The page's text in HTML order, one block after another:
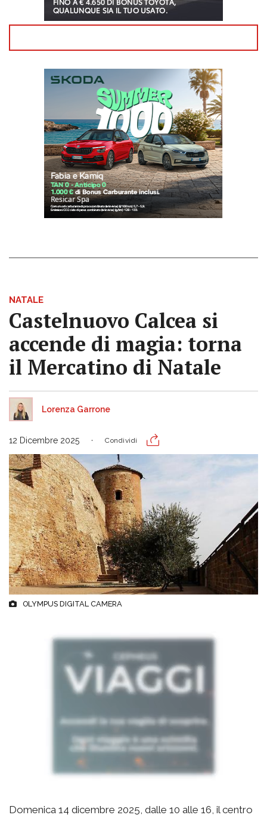
NATALE
Castelnuovo Calcea si
accende di magia: torna
il Mercatino di Natale
Lorenza Garrone
12 Dicembre 2025 Condividi
OLYMPUS DIGITAL CAMERA
Domenica 14 dicembre 2025, dalle 10 alle 16, il centro